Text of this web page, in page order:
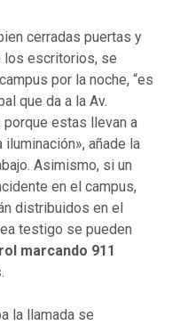
cerradas puertas y
los escritorios, se
por la noche, “es
que da a la Av.
estas llevan a
añade la
Asimismo, si un
en el campus,
distribuidos en el
testigo se pueden
marcando 911
.
la llamada se